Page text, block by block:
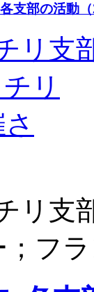
各支部の活動
リ支
リ支
フ